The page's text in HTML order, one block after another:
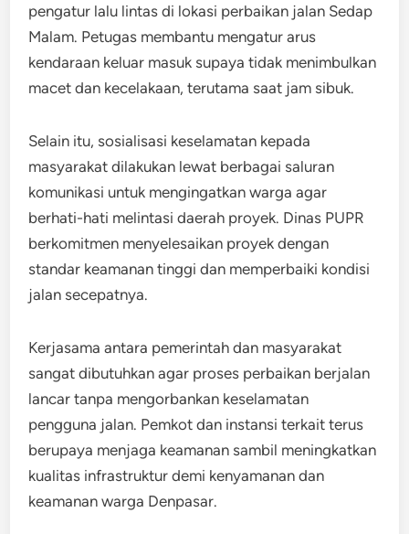
pengatur lalu lintas di lokasi perbaikan jalan Sedap
Malam. Petugas membantu mengatur arus
kendaraan keluar masuk supaya tidak menimbulkan
macet dan kecelakaan, terutama saat jam sibuk.
Selain itu, sosialisasi keselamatan kepada
masyarakat dilakukan lewat berbagai saluran
komunikasi untuk mengingatkan warga agar
berhati-hati melintasi daerah proyek. Dinas PUPR
berkomitmen menyelesaikan proyek dengan
standar keamanan tinggi dan memperbaiki kondisi
jalan secepatnya.
Kerjasama antara pemerintah dan masyarakat
sangat dibutuhkan agar proses perbaikan berjalan
lancar tanpa mengorbankan keselamatan
pengguna jalan. Pemkot dan instansi terkait terus
berupaya menjaga keamanan sambil meningkatkan
kualitas infrastruktur demi kenyamanan dan
keamanan warga Denpasar.